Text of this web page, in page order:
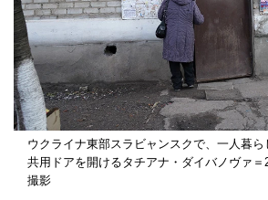
ウクライナ東部スラビャンスクで、一人暮
共用ドアを開けるタチアナ・ダイバノヴァ
撮影